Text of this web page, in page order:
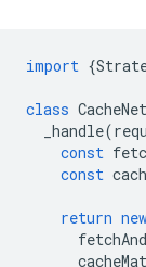
import {
class
_handle(
const
const
return new